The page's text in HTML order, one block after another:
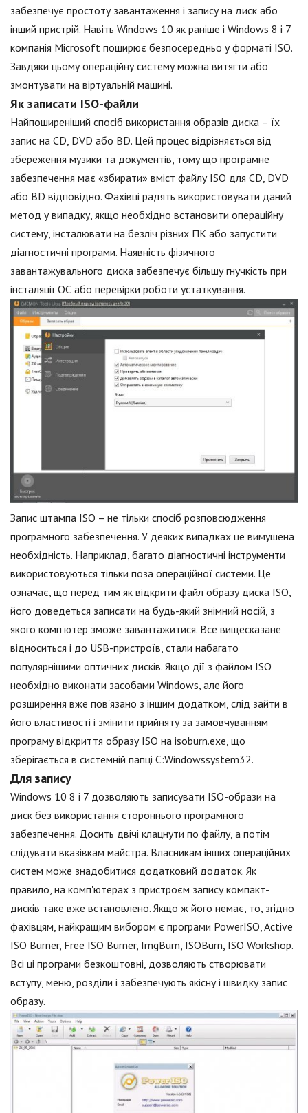
забезпечує простоту завантаження і запису на диск або
інший пристрій. Навіть Windows 10 як раніше і Windows 8 і 7
компанія Microsoft поширює безпосередньо у форматі ISO.
Завдяки цьому операційну систему можна витягти або
змонтувати на віртуальній машині.
Як записати ISO-файли
Найпоширеніший спосіб використання образів диска – їх
запис на CD, DVD або BD. Цей процес відрізняється від
збереження музики та документів, тому що програмне
забезпечення має «збирати» вміст файлу ISO для CD, DVD
або BD відповідно. Фахівці радять використовувати даний
метод у випадку, якщо необхідно встановити операційну
систему, інсталювати на безліч різних ПК або запустити
діагностичні програми. Наявність фізичного
завантажувального диска забезпечує більшу гнучкість при
інсталяції ОС або перевірки роботи устаткування.
Запис штампа ISO – не тільки спосіб розповсюдження
програмного забезпечення. У деяких випадках це вимушена
необхідність. Наприклад, багато діагностичні інструменти
використовуються тільки поза операційної системи. Це
означає, що перед тим як відкрити файл образу диска ISO,
його доведеться записати на будь-який знімний носій, з
якого комп'ютер зможе завантажитися. Все вищесказане
відноситься і до USB-пристроїв, стали набагато
популярнішими оптичних дисків. Якщо дії з файлом ISO
необхідно виконати засобами Windows, але його
розширення вже пов'язано з іншим додатком, слід зайти в
його властивості і змінити прийняту за замовчуванням
програму відкриття образу ISO на isoburn.exe, що
зберігається в системній папці C:Windowssystem32.
Для запису
Windows 10 8 і 7 дозволяють записувати ISO-образи на
диск без використання стороннього програмного
забезпечення. Досить двічі клацнути по файлу, а потім
слідувати вказівкам майстра. Власникам інших операційних
систем може знадобитися додатковий додаток. Як
правило, на комп'ютерах з пристроєм запису компакт-
дисків таке вже встановлено. Якщо ж його немає, то, згідно
фахівцям, найкращим вибором є програми PowerISO, Active
ISO Burner, Free ISO Burner, ImgBurn, ISOBurn, ISO Workshop.
Всі ці програми безкоштовні, дозволяють створювати
вступу, меню, розділи і забезпечують якісну і швидку запис
образу.